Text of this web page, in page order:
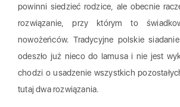
powinni siedzieć rodzice, ale obecnie
rozwiązanie, przy którym to
nowożeńców. Tradycyjne polskie
odeszło już nieco do lamusa i nie jest
chodzi o usadzenie wszystkich
tutaj dwa rozwiązania.